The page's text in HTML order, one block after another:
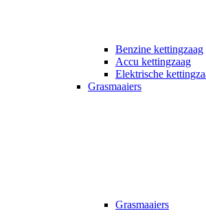
Benzine kettingzaag
Accu kettingzaag
Elektrische
Grasmaaiers
Grasmaaiers